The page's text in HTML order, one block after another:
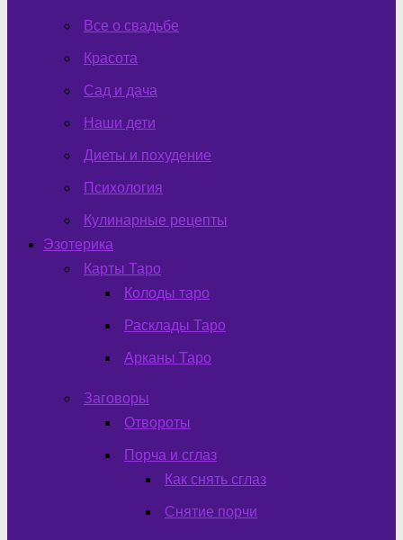
Все о свадьбе
Красота
Сад и дача
Наши дети
Диеты и похудение
Психология
Кулинарные рецепты
Эзотерика
Карты Таро
Колоды таро
Расклады Таро
Арканы Таро
Заговоры
Отвороты
Порча и сглаз
Как снять сглаз
Снятие порчи